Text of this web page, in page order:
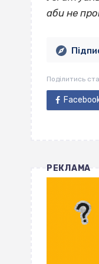
аби не
Поділитись
РЕКЛАМА